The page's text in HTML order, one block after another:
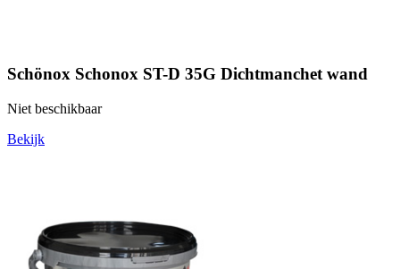
Schönox Schonox ST-D 35G Dichtmanchet wand
Niet beschikbaar
Bekijk